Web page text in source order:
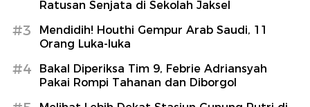
Ratusan Senjata di Sekolah Jaksel
#3
Mendidih! Houthi Gempur Arab Saudi, 11
Orang Luka-luka
#4
Bakal Diperiksa Tim 9, Febrie Adriansyah
Pakai Rompi Tahanan dan Diborgol